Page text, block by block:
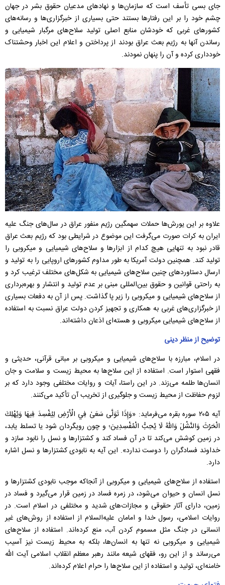
جای بسی تأسف است که سازمان‌ها و نهادهای مدعیان حقوق بشر در جهان
چشم خود را بر این رفتارها بستند حتی بسیاری از خبرگزاری‌ها و رسانه‌های
کشورهای غربی که خودشان منابع اصلی تولید سلاح‌های مرگبار شیمیایی و
رساندن آنها به رژیم بعث عراق بودند از پرداختن و اعلام این اخبار وحشتناک
خودداری کرده و آن را پنهان نمودند.
علاوه بر این یورش‌ها حملات سهمگین رژیم منفور عراق در سال‌های جنگ علیه
ایران به کرات صورت می‌گرفت این موضوع در شرایطی بود که رژیم بعث عراق
قادر نبود به تنهایی هیچ کدام از ابزارها و سلاح‌های شیمیایی و میکروبی را
تولید کند. همچنین دولت آمریکا به طور مداوم کشورهای اروپایی را به تولید و
ارسال دستاوردهای چنین سلاح‌های شیمیایی به شکل‌های مختلف ترغیب کرد و
به راحتی قوانین و حقوق بین‌المللی مبنی بر عدم تولید و انتشار و بهره‌برداری
از سلاح‌های شیمیایی و میکروبی را زیر پا گذاشت. پس از آن به دفعات بسیاری
از خبرگزاری‌های غربی به همکاری و تجهیز کردن دولت عراق نسبت به استفاده
از سلاح‌های شیمیایی میکروبی و هسته‌ای اذعان داشته‌اند.
توضیح از منظر دینی
در اسلام، مبارزه با سلاح‌های شیمیایی و میکروبی بر مبانی قرآنی، حدیثی و
فقهی استوار است. استفاده از این سلاح‌ها به محیط زیست و سلامت و جان
انسان‌ها طلمه می‌زند. در این راستا، آیات و روایات مختلفی وجود دارد که بر
لزوم حفاظت از محیط زیست و جلوگیری از تخریب آن تأکید می‌کنند.
آیه ۲۰۵ سوره بقره می‌فرماید: «وَإِذَا تَوَلَّى سَعَىٰ فِي الْأَرْضِ لِيُفْسِدَ فِيهَا وَيُهْلِكَ
الْحَرْثَ وَالنَّشْلَ وَاللهُ لَا يُحِبُّ الْمُفْسِدِينَ؛ و چون رویگردان شود یا تسلط یابد،
در زمین کوشش می‌کند تا در آن فساد کند و کشتزارها و نسل را نابود سازد و
خداوند فسادگران را دوست ندارد». این آیه به نابودی کشتزارها و نسل اشاره
دارد.
استفاده از سلاح‌های شیمیایی و میکروبی از آنجاکه موجب نابودی کشتزارها و
نسل انسان و حیوان می‌شود، در زمره فساد در زمین قرار می‌گیرد و فساد در
زمین، دارای آثار حقوقی و مجازات‌های شدید و مختلفی در اسلام است. در
روایات اسلامی، رسول خدا و امامان علیه‌السلام از استفاده از روش‌های غیر
انسانی در جنگ مثل مسموم کردن آب، منع کرده‌اند. استفاده از سلاح‌های
شیمیایی و میکروبی نه تنها به انسان‌ها، بلکه به محیط زیست نیز آسیب
می‌رساند و از این رو، فقهای شیعه مانند رهبر معظم انقلاب اسلامی آیت الله
خامنه‌ای، تولید و استفاده از این سلاح‌ها را حرام اعلام کرده‌اند.